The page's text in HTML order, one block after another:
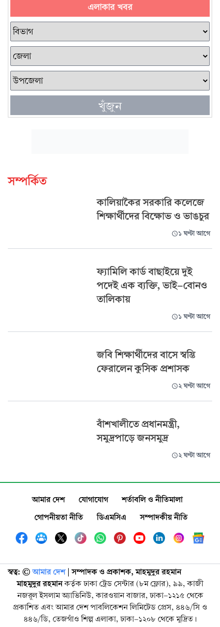
এলাকার খবর
খুঁজুন
সম্পর্কিত
কালিয়াকৈর সরকারি কলেজে
শিক্ষার্থীদের বিক্ষোভ ও ভাঙচুর
১ ঘণ্টা আগে
ফ্যামিলি কার্ড বাছাইয়ে দুই
পদেই এক ব্যক্তি, ভাই-বোনও
তালিকায়
১ ঘণ্টা আগে
জবি শিক্ষার্থীদের বাসে স্বস্তি
ফেরালেন কুসিক প্রশাসক
২ ঘণ্টা আগে
বাঁশখালীতে প্রধানমন্ত্রী,
সমুদ্রপাড়ে জনসমুদ্র
২ ঘণ্টা আগে
আমার দেশ যোগাযোগ
শর্তাবলি ও নীতিমালা
গোপনীয়তা নীতি
ডিএমসিএ সম্পাদকীয় নীতি
স্বত্ব: ©️ আমার দেশ| সম্পাদক ও প্রকাশক, মাহমুদুর রহমান
মাহমুদুর রহমানকর্তৃক ঢাকা ট্রেড সেন্টার (৮ম ফ্লোর), ৯৯, কাজী
নজরুল ইসলাম অ্যাভিনিউ, কারওয়ান বাজার, ঢাকা-১২১৫ থেকে
প্রকাশিত এবং আমার দেশ পাবলিকেশন লিমিটেড প্রেস, ৪৪৬/সি ও
৪৪৬/ডি, তেজগাঁও শিল্প এলাকা, ঢাকা-১২০৮ থেকে মুদ্রিত।